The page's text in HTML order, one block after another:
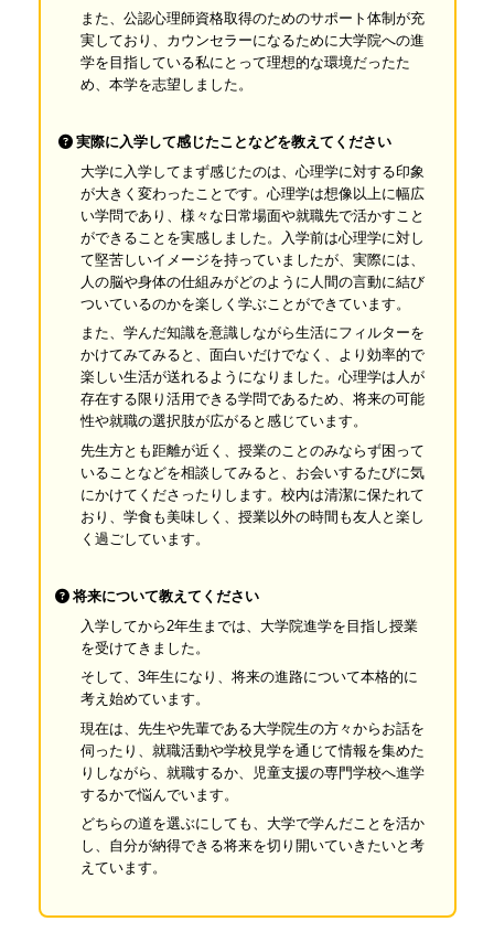
また、公認心理師資格取得のためのサポート体制が充
実しており、カウンセラーになるために大学院への進
学を目指している私にとって理想的な環境だったた
め、本学を志望しました。
実際に入学して感じたことなどを教えてください
大学に入学してまず感じたのは、心理学に対する印象
が大きく変わったことです。心理学は想像以上に幅広
い学問であり、様々な日常場面や就職先で活かすこと
ができることを実感しました。入学前は心理学に対し
て堅苦しいイメージを持っていましたが、実際には、
人の脳や身体の仕組みがどのように人間の言動に結び
ついているのかを楽しく学ぶことができています。
また、学んだ知識を意識しながら生活にフィルターを
かけてみてみると、面白いだけでなく、より効率的で
楽しい生活が送れるようになりました。心理学は人が
存在する限り活用できる学問であるため、将来の可能
性や就職の選択肢が広がると感じています。
先生方とも距離が近く、授業のことのみならず困って
いることなどを相談してみると、お会いするたびに気
にかけてくださったりします。校内は清潔に保たれて
おり、学食も美味しく、授業以外の時間も友人と楽し
く過ごしています。
将来について教えてください
入学してから2年生までは、大学院進学を目指し授業
を受けてきました。
そして、3年生になり、将来の進路について本格的に
考え始めています。
現在は、先生や先輩である大学院生の方々からお話を
伺ったり、就職活動や学校見学を通じて情報を集めた
りしながら、就職するか、児童支援の専門学校へ進学
するかで悩んでいます。
どちらの道を選ぶにしても、大学で学んだことを活か
し、自分が納得できる将来を切り開いていきたいと考
えています。